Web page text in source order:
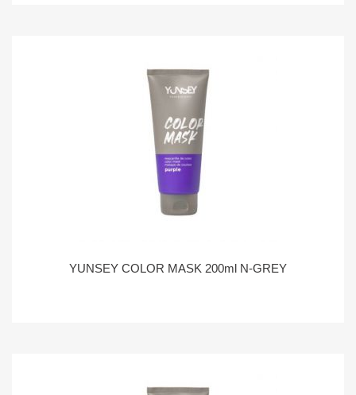
YUNSEY COLOR MASK 200ml N-GREY